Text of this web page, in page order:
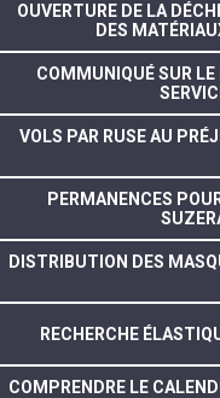
OUVERTURE DE LA
DES
COMMUNIQUÉ SUR
VOLS PAR RUSE AU
PERMANENCES
DISTRIBUTION DES
RECHERCHE
COMPRENDRE LE